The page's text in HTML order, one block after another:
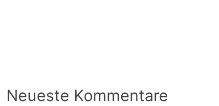
Neueste Kommentare